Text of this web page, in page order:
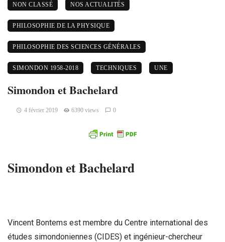
NON CLASSÉ NOS ACTUALITÉS
PHILOSOPHIE DE LA PHYSIQUE
PHILOSOPHIE DES SCIENCES GÉNÉRALES
SIMONDON 1958-2018 TECHNIQUES UNE
Simondon et Bachelard
4 février 2019 6390 views 0
Simondon et Bachelard
Vincent Bontems est membre du Centre international des
études simondoniennes (CIDES) et ingénieur-chercheur